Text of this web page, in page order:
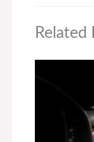
Related